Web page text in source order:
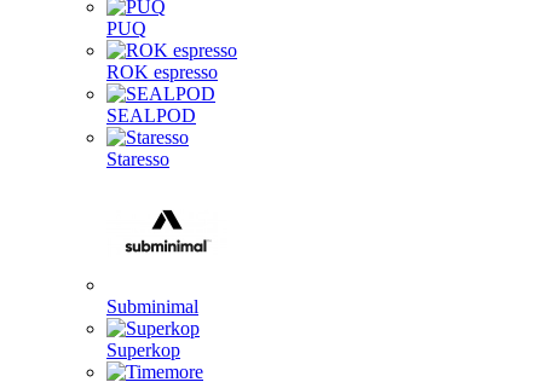
PUQ
ROK espresso
SEALPOD
Staresso
Subminimal
Superkop